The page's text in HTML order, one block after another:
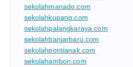
sekolahmanado.com
sekolahkupang.com
sekolahpalangkaraya.com
sekolahbanjarbaru.com
sekolahpontianak.com
sekolahambon.com